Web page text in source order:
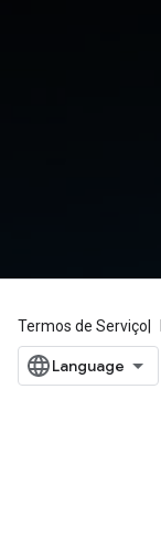
Termos de Serviço